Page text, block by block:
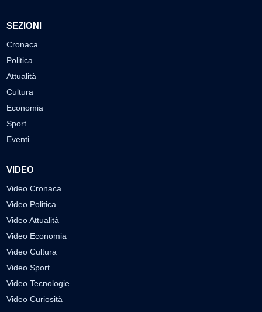
SEZIONI
Cronaca
Politica
Attualità
Cultura
Economia
Sport
Eventi
VIDEO
Video Cronaca
Video Politica
Video Attualità
Video Economia
Video Cultura
Video Sport
Video Tecnologie
Video Curiosità